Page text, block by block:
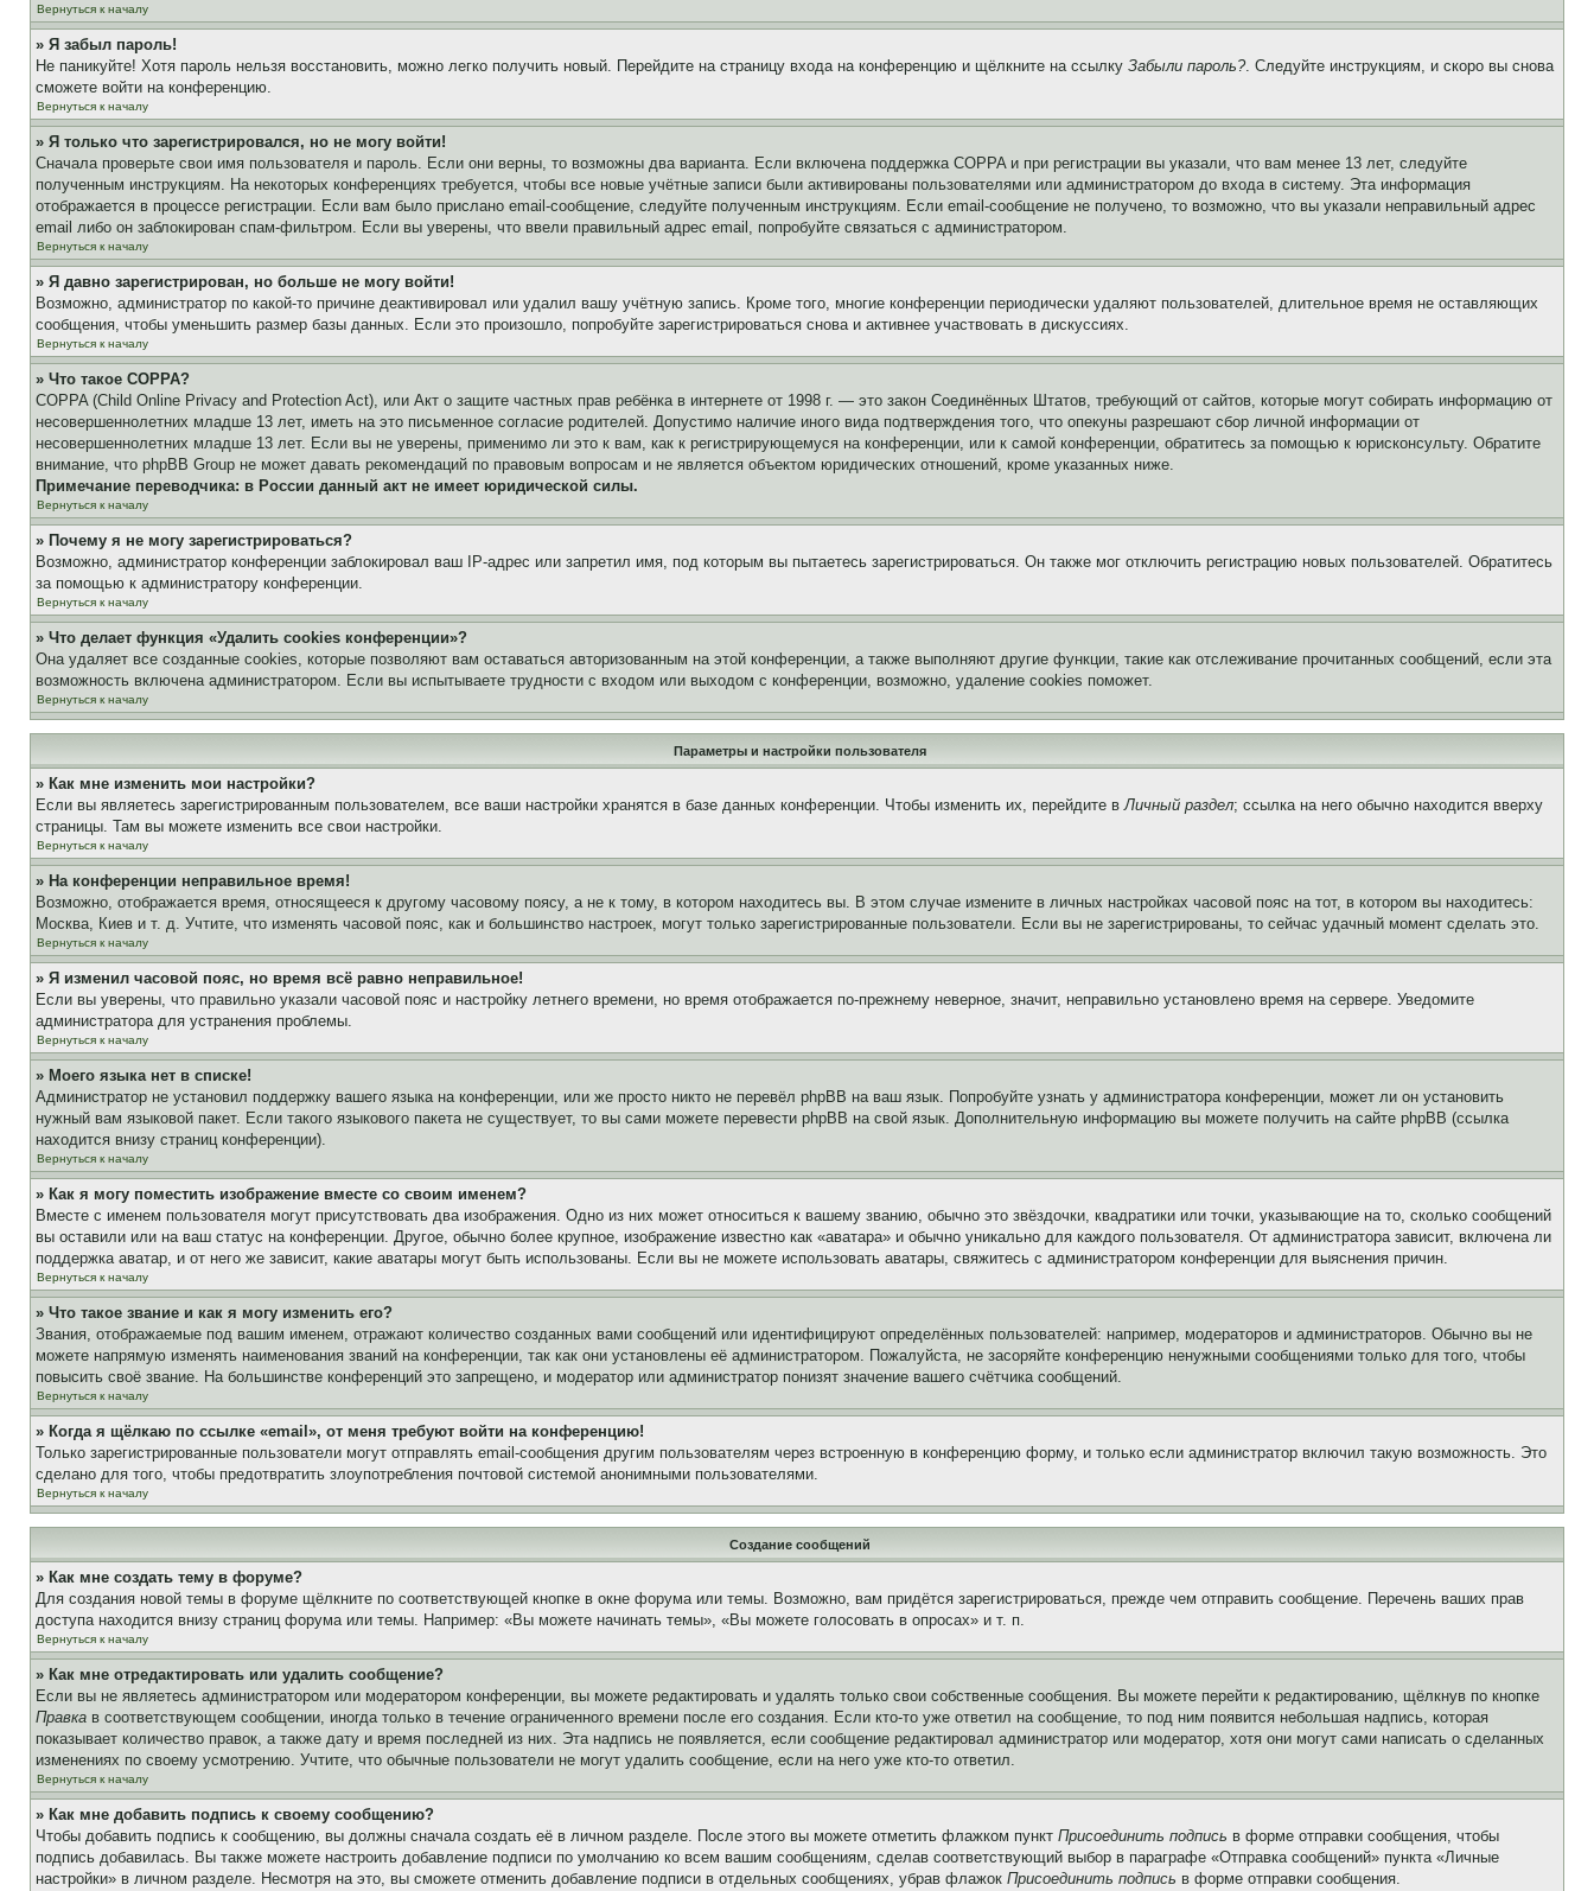
Вернуться к началу
» Я забыл пароль!
Не паникуйте! Хотя пароль нельзя восстановить, можно легко получить новый. Перейдите на страницу входа на конференцию и щёлкните на ссылку Забыли пароль?. Следуйте инструкциям, и скоро вы снова
сможете войти на конференцию.
Вернуться к началу
» Я только что зарегистрировался, но не могу войти!
Сначала проверьте свои имя пользователя и пароль. Если они верны, то возможны два варианта. Если включена поддержка COPPA и при регистрации вы указали, что вам менее 13 лет, следуйте
полученным инструкциям. На некоторых конференциях требуется, чтобы все новые учётные записи были активированы пользователями или администратором до входа в систему. Эта информация
отображается в процессе регистрации. Если вам было прислано email-сообщение, следуйте полученным инструкциям. Если email-сообщение не получено, то возможно, что вы указали неправильный адрес
email либо он заблокирован спам-фильтром. Если вы уверены, что ввели правильный адрес email, попробуйте связаться с администратором.
Вернуться к началу
» Я давно зарегистрирован, но больше не могу войти!
Возможно, администратор по какой-то причине деактивировал или удалил вашу учётную запись. Кроме того, многие конференции периодически удаляют пользователей, длительное время не оставляющих
сообщения, чтобы уменьшить размер базы данных. Если это произошло, попробуйте зарегистрироваться снова и активнее участвовать в дискуссиях.
Вернуться к началу
» Что такое COPPA?
COPPA (Child Online Privacy and Protection Act), или Акт о защите частных прав ребёнка в интернете от 1998 г. — это закон Соединённых Штатов, требующий от сайтов, которые могут собирать информацию от
несовершеннолетних младше 13 лет, иметь на это письменное согласие родителей. Допустимо наличие иного вида подтверждения того, что опекуны разрешают сбор личной информации от
несовершеннолетних младше 13 лет. Если вы не уверены, применимо ли это к вам, как к регистрирующемуся на конференции, или к самой конференции, обратитесь за помощью к юрисконсульту. Обратите
внимание, что phpBB Group не может давать рекомендаций по правовым вопросам и не является объектом юридических отношений, кроме указанных ниже.
Примечание переводчика: в России данный акт не имеет юридической силы.
Вернуться к началу
» Почему я не могу зарегистрироваться?
Возможно, администратор конференции заблокировал ваш IP-адрес или запретил имя, под которым вы пытаетесь зарегистрироваться. Он также мог отключить регистрацию новых пользователей. Обратитесь
за помощью к администратору конференции.
Вернуться к началу
» Что делает функция «Удалить cookies конференции»?
Она удаляет все созданные cookies, которые позволяют вам оставаться авторизованным на этой конференции, а также выполняют другие функции, такие как отслеживание прочитанных сообщений, если эта
возможность включена администратором. Если вы испытываете трудности с входом или выходом с конференции, возможно, удаление cookies поможет.
Вернуться к началу
Параметры и настройки пользователя
» Как мне изменить мои настройки?
Если вы являетесь зарегистрированным пользователем, все ваши настройки хранятся в базе данных конференции. Чтобы изменить их, перейдите вЛичный раздел; ссылка на него обычно находится вверху
страницы. Там вы можете изменить все свои настройки.
Вернуться к началу
» На конференции неправильное время!
Возможно, отображается время, относящееся к другому часовому поясу, а не к тому, в котором находитесь вы. В этом случае измените в личных настройках часовой пояс на тот, в котором вы находитесь:
Москва, Киев и т. д. Учтите, что изменять часовой пояс, как и большинство настроек, могут только зарегистрированные пользователи. Если вы не зарегистрированы, то сейчас удачный момент сделать это.
Вернуться к началу
» Я изменил часовой пояс, но время всё равно неправильное!
Если вы уверены, что правильно указали часовой пояс и настройку летнего времени, но время отображается по-прежнему неверное, значит, неправильно установлено время на сервере. Уведомите
администратора для устранения проблемы.
Вернуться к началу
» Моего языка нет в списке!
Администратор не установил поддержку вашего языка на конференции, или же просто никто не перевёл phpBB на ваш язык. Попробуйте узнать у администратора конференции, может ли он установить
нужный вам языковой пакет. Если такого языкового пакета не существует, то вы сами можете перевести phpBB на свой язык. Дополнительную информацию вы можете получить на сайте phpBB (ссылка
находится внизу страниц конференции).
Вернуться к началу
» Как я могу поместить изображение вместе со своим именем?
Вместе с именем пользователя могут присутствовать два изображения. Одно из них может относиться к вашему званию, обычно это звёздочки, квадратики или точки, указывающие на то, сколько сообщений
вы оставили или на ваш статус на конференции. Другое, обычно более крупное, изображение известно как «аватара» и обычно уникально для каждого пользователя. От администратора зависит, включена ли
поддержка аватар, и от него же зависит, какие аватары могут быть использованы. Если вы не можете использовать аватары, свяжитесь с администратором конференции для выяснения причин.
Вернуться к началу
» Что такое звание и как я могу изменить его?
Звания, отображаемые под вашим именем, отражают количество созданных вами сообщений или идентифицируют определённых пользователей: например, модераторов и администраторов. Обычно вы не
можете напрямую изменять наименования званий на конференции, так как они установлены её администратором. Пожалуйста, не засоряйте конференцию ненужными сообщениями только для того, чтобы
повысить своё звание. На большинстве конференций это запрещено, и модератор или администратор понизят значение вашего счётчика сообщений.
Вернуться к началу
» Когда я щёлкаю по ссылке «email», от меня требуют войти на конференцию!
Только зарегистрированные пользователи могут отправлять email-сообщения другим пользователям через встроенную в конференцию форму, и только если администратор включил такую возможность. Это
сделано для того, чтобы предотвратить злоупотребления почтовой системой анонимными пользователями.
Вернуться к началу
Создание сообщений
» Как мне создать тему в форуме?
Для создания новой темы в форуме щёлкните по соответствующей кнопке в окне форума или темы. Возможно, вам придётся зарегистрироваться, прежде чем отправить сообщение. Перечень ваших прав
доступа находится внизу страниц форума или темы. Например: «Вы можете начинать темы», «Вы можете голосовать в опросах» и т. п.
Вернуться к началу
» Как мне отредактировать или удалить сообщение?
Если вы не являетесь администратором или модератором конференции, вы можете редактировать и удалять только свои собственные сообщения. Вы можете перейти к редактированию, щёлкнув по кнопке
Правка в соответствующем сообщении, иногда только в течение ограниченного времени после его создания. Если кто-то уже ответил на сообщение, то под ним появится небольшая надпись, которая
показывает количество правок, а также дату и время последней из них. Эта надпись не появляется, если сообщение редактировал администратор или модератор, хотя они могут сами написать о сделанных
изменениях по своему усмотрению. Учтите, что обычные пользователи не могут удалить сообщение, если на него уже кто-то ответил.
Вернуться к началу
» Как мне добавить подпись к своему сообщению?
Чтобы добавить подпись к сообщению, вы должны сначала создать её в личном разделе. После этого вы можете отметить флажком пункт Присоединить подпись в форме отправки сообщения, чтобы
подпись добавилась. Вы также можете настроить добавление подписи по умолчанию ко всем вашим сообщениям, сделав соответствующий выбор в параграфе «Отправка сообщений» пункта «Личные
настройки» в личном разделе. Несмотря на это, вы сможете отменить добавление подписи в отдельных сообщениях, убрав флажок Присоединить подпись в форме отправки сообщения.